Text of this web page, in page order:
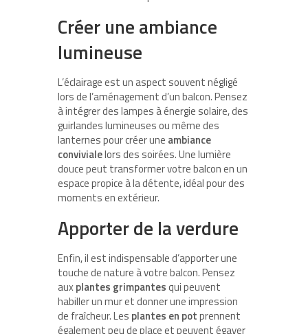
Créer une ambiance
lumineuse
L’éclairage est un aspect souvent négligé
lors de l’aménagement d’un balcon. Pensez
à intégrer des lampes à énergie solaire, des
guirlandes lumineuses ou même des
lanternes pour créer une ambiance
convivialelors des soirées. Une lumière
douce peut transformer votre balcon en un
espace propice à la détente, idéal pour des
moments en extérieur.
Apporter de la verdure
Enfin, il est indispensable d’apporter une
touche de nature à votre balcon. Pensez
auxplantes grimpantesqui peuvent
habiller un mur et donner une impression
de fraîcheur. Les plantes en potprennent
également peu de place et peuvent égayer